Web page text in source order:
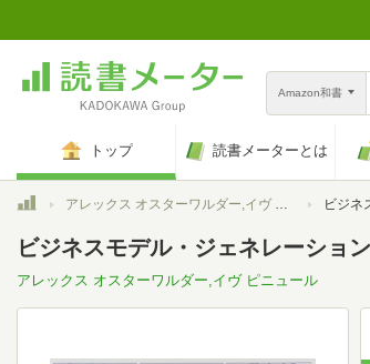
Amazon和書
トップ 読書メーターとは
トップアレックス オスターワルダー,イヴ ピニュール ビジネスモ
ビジネスモデル・ジェネレーショ
アレックス オスターワルダー,イヴ ピニュール